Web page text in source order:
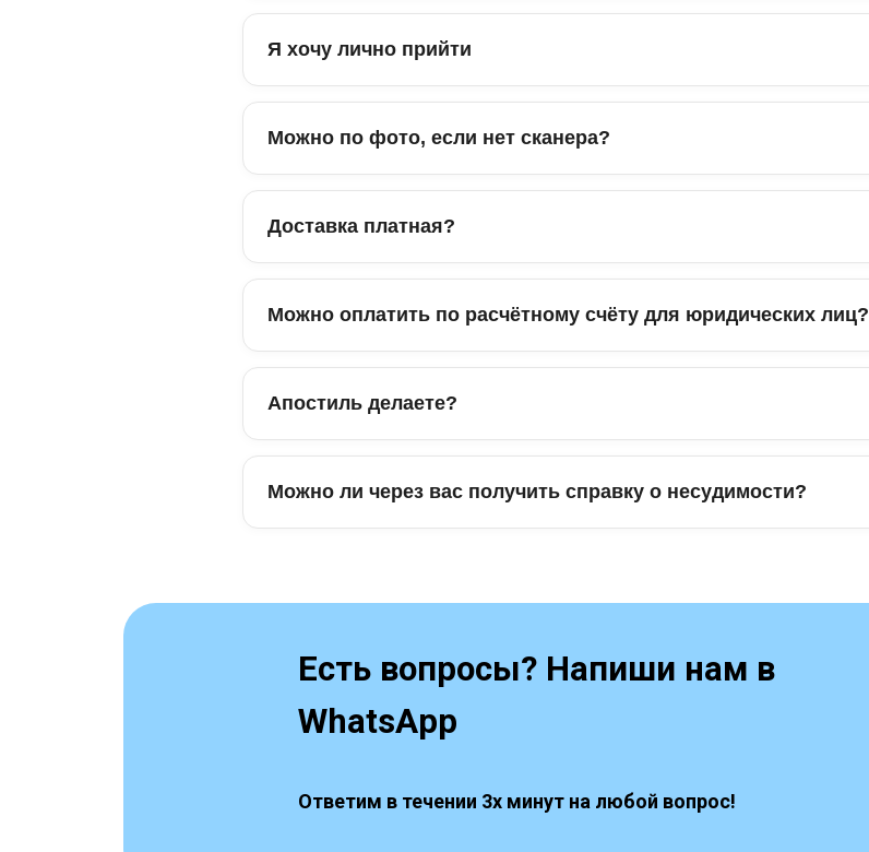
Я хочу лично прийти
Можно по фото, если нет сканера?
Доставка платная?
Можно оплатить по расчётному счёту для юридических лиц?
Апостиль делаете?
Можно ли через вас получить справку о несудимости?
Есть вопросы? Напиши нам в
WhatsApp
Ответим в течении 3х минут на любой вопрос!